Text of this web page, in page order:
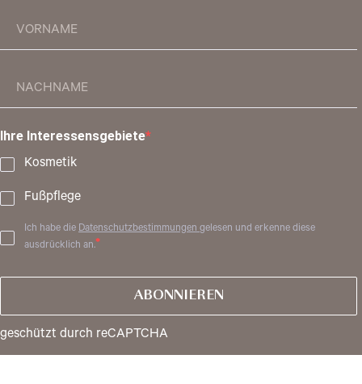
Ihre Interessensgebiete
Kosmetik
Fußpflege
Ich habe die Datenschutzbestimmungengelesen und erkenne diese
ausdrücklich an.
ABONNIEREN
geschützt durch reCAPTCHA